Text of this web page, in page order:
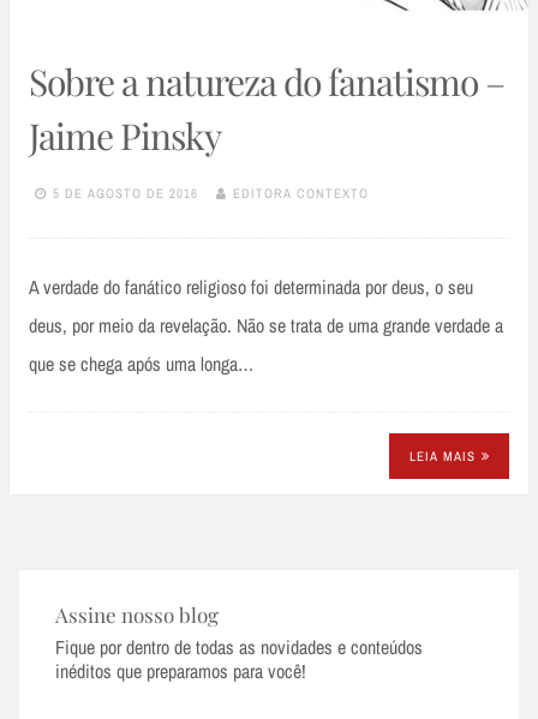
Sobre a natureza do fanatismo –
Jaime Pinsky
5 DE AGOSTO DE 2016 EDITORA CONTEXTO
A verdade do fanático religioso foi determinada por deus, o seu
deus, por meio da revelação. Não se trata de uma grande verdade a
que se chega após uma longa…
LEIA MAIS
Assine nosso blog
Fique por dentro de todas as novidades e conteúdos
inéditos que preparamos para você!